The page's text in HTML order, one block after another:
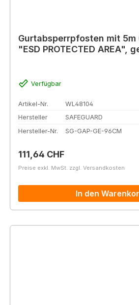
Gurtabsperrpfosten mit 5m
"ESD PROTECTED AREA",
Verfügbar
Artikel-Nr.
WL48104
Hersteller
SAFEGUARD
Hersteller-Nr.
SG-GAP-GE-96CM
Regulärer Preis:
111,64 CHF
Preise exkl. MwSt. zzgl. Versandkosten
In den